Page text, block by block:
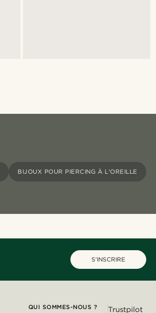
BIJOUX POUR PIERCING À L'OREILLE
S'INSCRIRE
QUI SOMMES-NOUS ? Trustpilot